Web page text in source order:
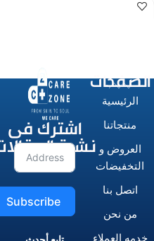
الصفحات
الرئيسية
منتجاتنا
العروض و
التخفيضات
اتصل بنا
من نحن
خدمه العملاء
اشترك فى
نشرة
Subscribe